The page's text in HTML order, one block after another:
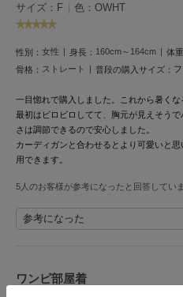
LILY BROWN Lingerie
リリーブラウンランジェリー
LITTLE UNION TOKYO
リトルユニオン トウキョウ
made of Organics
メイドオブオーガニクス
ミチュ コケット
MIESROHE
ミースロエ
ミーエスミーム
サイズ：F 色：OWHT
性別： 女性 身長： 160cm～164cm 体重
骨格： ストレート 普段の購入サイズ：
一目惚れで購入しました。
これから暑くな
最初はビロビロしてて、胸元が見えそう
さは調節できるので安心しました。
カーディガンと合わせるとより可愛いと
用できます。
5人のお客様が参考になったと回答してい
参考になった
ワンピ部屋着